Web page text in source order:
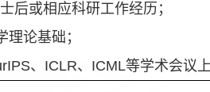
后或相应科研工作经历；
论基础；
、 ICLR、 ICML等学术会议